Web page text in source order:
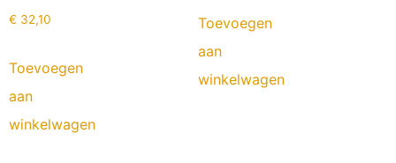
€ 32,10
Toevoegen
aan
winkelwagen
Toevoegen
aan
winkelwagen